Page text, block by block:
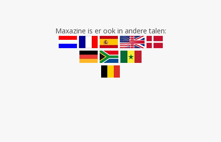
Maxazine is er ook in andere talen: